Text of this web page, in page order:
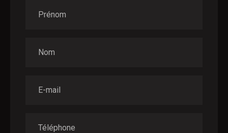
Prénom
Nom
E-mail
Téléphone